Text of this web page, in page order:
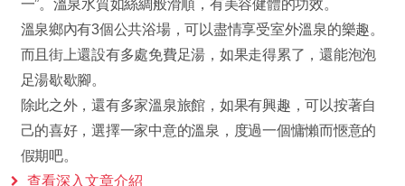
一”。溫泉水質如絲綢般滑順，有美容健體的功效。
溫泉鄉內有3個公共浴場，可以盡情享受室外溫泉的樂趣。
而且街上還設有多處免費足湯，如果走得累了，還能泡泡
足湯歇歇腳。
除此之外，還有多家溫泉旅館，如果有興趣，可以按著自
己的喜好，選擇一家中意的溫泉，度過一個慵懶而愜意的
假期吧。
查看深入文章介紹